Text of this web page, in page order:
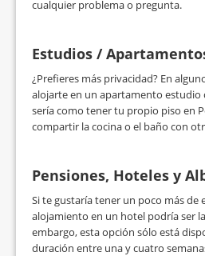
cualquier problema o pregunta.
Estudios /
¿Prefieres más privacidad? En
alojarte en un apartamento estudio
sería como tener tu propio piso en
compartir la cocina o el baño con
Pensiones, Hoteles y
Si te gustaría tener un poco más de
alojamiento en un hotel podría ser
embargo, esta opción sólo está
duración entre una y cuatro